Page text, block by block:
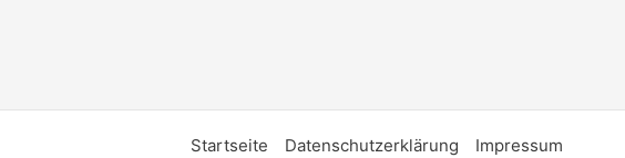
Startseite Datenschutzerklärung Impressum